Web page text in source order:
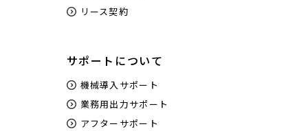
リース契約
サポートについて
機械導入サポート
業務用出力サポート
アフターサポート